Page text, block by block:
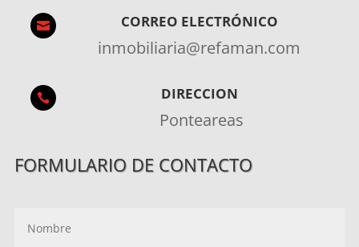
 CORREO ELECTRÓNICO
inmobiliaria@refaman.com
 DIRECCION
Ponteareas
FORMULARIO DE CONTACTO